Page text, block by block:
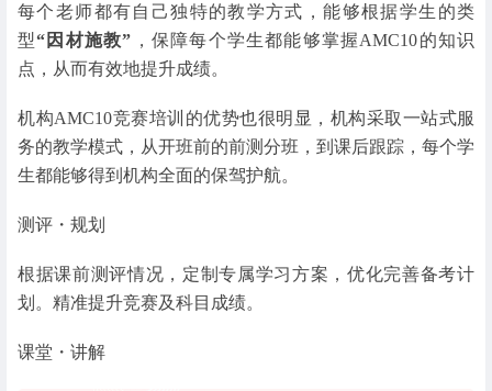
每个老师都有自己独特的教学方式，能够根据学生的类
型“因材施教” ，保障每个学生都能够掌握AMC10的知识
点，从而有效地提升成绩。
机构AMC10竞赛培训的优势也很明显，机构采取一站式服
务的教学模式，从开班前的前测分班，到课后跟踪，每个学
生都能够得到机构全面的保驾护航。
测评・规划
根据课前测评情况，定制专属学习方案，优化完善备考计
划。精准提升竞赛及科目成绩。
课堂・讲解